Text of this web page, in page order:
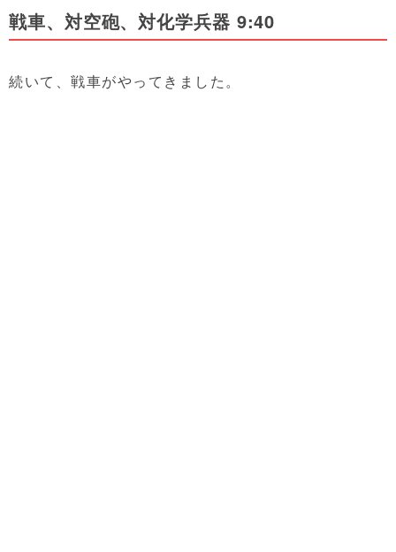
戦車、対空砲、対化学兵器 9:40
続いて、戦車がやってきました。